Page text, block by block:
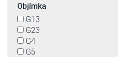
Objímka
G13
G23
G4
G5